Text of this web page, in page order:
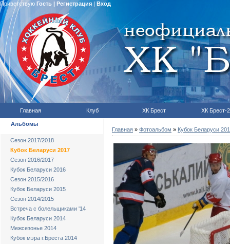
Приветствую Гость | Регистрация| Вход
Главная Клуб ХК Брест ХК Брест-2
Альбомы
Сезон 2017/2018
Кубок Беларуси 2017
Сезон 2016/2017
Кубок Беларуси 2016
Сезон 2015/2016
Кубок Беларуси 2015
Сезон 2014/2015
Встреча с болельщиками '14
Кубок Беларуси 2014
Межсезонье 2014
Кубок мэра г.Бреста 2014
Главная » Фотоальбом » Кубок Беларуси